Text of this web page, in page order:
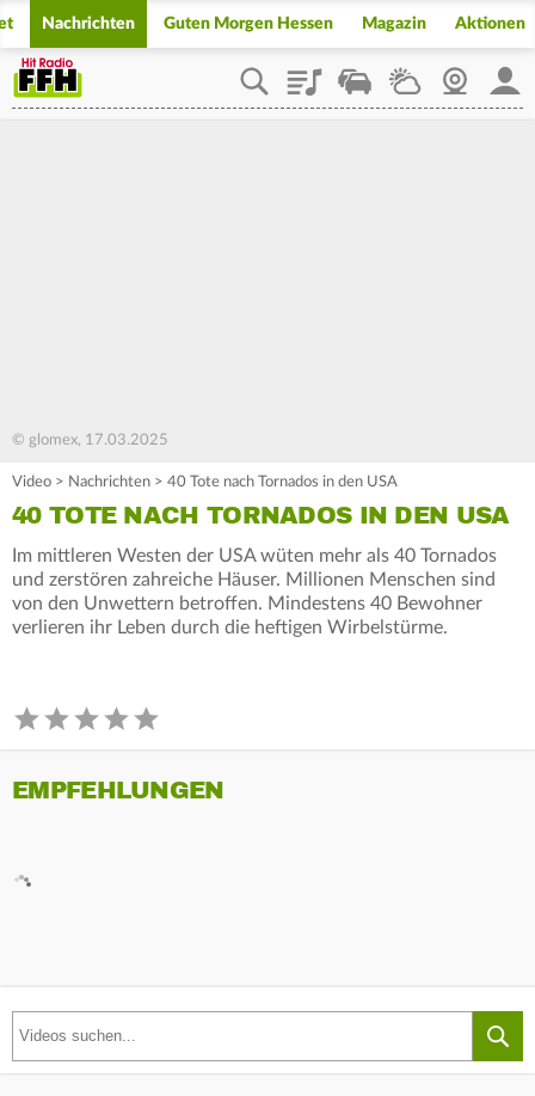
Nachrichten Guten Morgen Hessen Magazin Aktionen
PlaylistStaupilotWetterWebcam
© glomex, 17.03.2025
Video > Nachrichten > 40 Tote nach Tornados in den USA
40 TOTE NACH TORNADOS IN DEN USA
Im mittleren Westen der USA wüten mehr als 40 Tornados
und zerstören zahreiche Häuser. Millionen Menschen sind
von den Unwettern betroffen. Mindestens 40 Bewohner
verlieren ihr Leben durch die heftigen Wirbelstürme.
EMPFEHLUNGEN